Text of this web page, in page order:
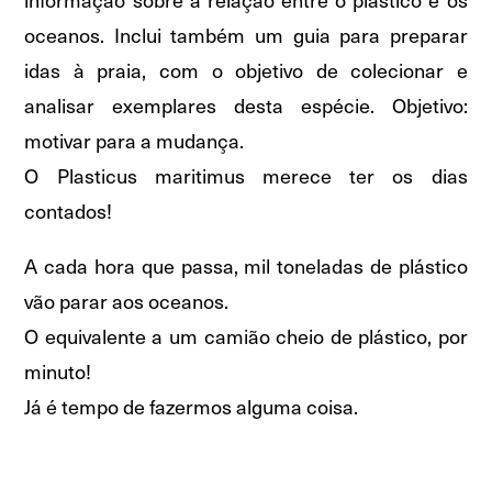
oceanos. Inclui também um guia para preparar
idas à praia, com o objetivo de colecionar e
analisar exemplares desta espécie. Objetivo:
motivar para a mudança.
O Plasticus maritimus merece ter os dias
contados!
A cada hora que passa, mil toneladas de plástico
vão parar aos oceanos.
O equivalente a um camião cheio de plástico, por
minuto!
Já é tempo de fazermos alguma coisa.